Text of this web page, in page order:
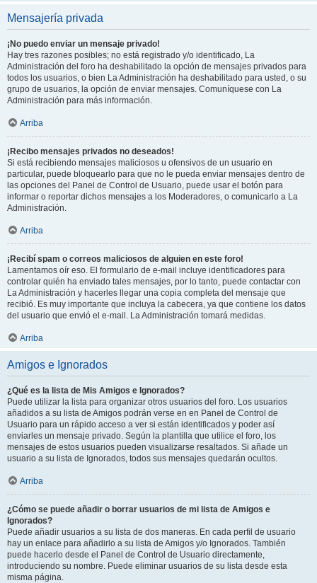
Mensajería privada
¡No puedo enviar un mensaje privado!
Hay tres razones posibles; no está registrado y/o identificado, La
Administración del foro ha deshabilitado la opción de mensajes privados para
todos los usuarios, o bien La Administración ha deshabilitado para usted, o su
grupo de usuarios, la opción de enviar mensajes. Comuníquese con La
Administración para más información.
Arriba
¡Recibo mensajes privados no deseados!
Si está recibiendo mensajes maliciosos u ofensivos de un usuario en
particular, puede bloquearlo para que no le pueda enviar mensajes dentro de
las opciones del Panel de Control de Usuario, puede usar el botón para
informar o reportar dichos mensajes a los Moderadores, o comunicarlo a La
Administración.
Arriba
¡Recibí spam o correos maliciosos de alguien en este foro!
Lamentamos oír eso. El formulario de e-mail incluye identificadores para
controlar quién ha enviado tales mensajes, por lo tanto, puede contactar con
La Administración y hacerles llegar una copia completa del mensaje que
recibió. Es muy importante que incluya la cabecera, ya que contiene los datos
del usuario que envió el e-mail. La Administración tomará medidas.
Arriba
Amigos e Ignorados
¿Qué es la lista de Mis Amigos e Ignorados?
Puede utilizar la lista para organizar otros usuarios del foro. Los usuarios
añadidos a su lista de Amigos podrán verse en en Panel de Control de
Usuario para un rápido acceso a ver si están identificados y poder así
enviarles un mensaje privado. Según la plantilla que utilice el foro, los
mensajes de estos usuarios pueden visualizarse resaltados. Si añade un
usuario a su lista de Ignorados, todos sus mensajes quedarán ocultos.
Arriba
¿Cómo se puede añadir o borrar usuarios de mi lista de Amigos e
Ignorados?
Puede añadir usuarios a su lista de dos maneras. En cada perfil de usuario
hay un enlace para añadirlo a su lista de Amigos y/o Ignorados. También
puede hacerlo desde el Panel de Control de Usuario directamente,
introduciendo su nombre. Puede eliminar usuarios de su lista desde esta
misma página.